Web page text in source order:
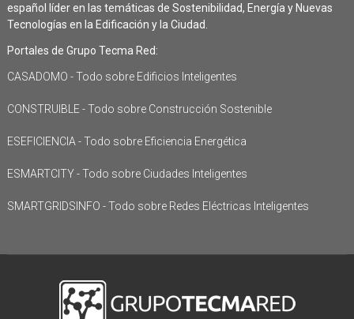
español líder en las temáticas de Sostenibilidad, Energía y Nuevas
Tecnologías en la Edificación y la Ciudad.
Portales de Grupo Tecma Red:
CASADOMO - Todo sobre Edificios Inteligentes
CONSTRUIBLE - Todo sobre Construcción Sostenible
ESEFICIENCIA - Todo sobre Eficiencia Energética
ESMARTCITY - Todo sobre Ciudades Inteligentes
SMARTGRIDSINFO - Todo sobre Redes Eléctricas Inteligentes